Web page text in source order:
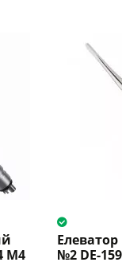
M4
№2 DE-159